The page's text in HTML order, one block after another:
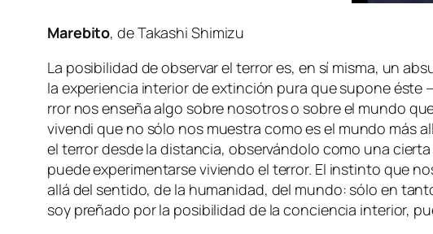
Marebito, de Takashi Shimizu
La po­si­bi­li­dad de ob­ser­var el te­rror es, en sí mis­ma, un
la ex­pe­rien­cia in­te­rior de ex­tin­ción pu­ra que su­po­ne
rror nos en­se­ña al­go so­bre no­so­tros o so­bre el mun­do
vi­ven­di que no só­lo nos mues­tra co­mo es el mun­do más
el te­rror des­de la dis­tan­cia, ob­ser­ván­do­lo co­mo una
pue­de ex­pe­ri­men­tar­se vi­vien­do el te­rror. El ins­tin­to que
allá del sen­ti­do, de la hu­ma­ni­dad, del mun­do: só­lo en
soy pre­ña­do por la po­si­bi­li­dad de la con­cien­cia in­te­rior,